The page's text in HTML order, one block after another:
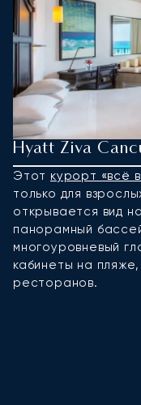
Hyatt Ziva
Этот курорт «всё
только для
открывается вид
панорамный
многоуровневый
кабинеты на
ресторанов.